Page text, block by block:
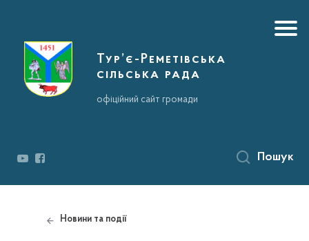
Тур’є-Реметівська
сільська рада
офіційний сайт громади
Пошук
Новини та події